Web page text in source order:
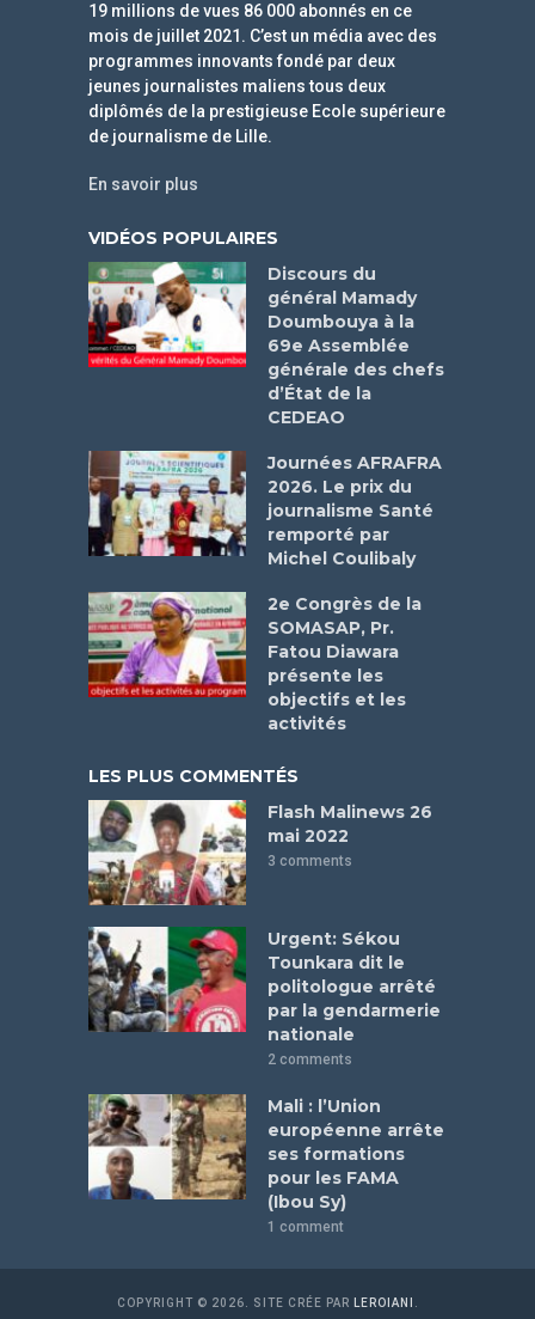
19 millions de vues 86 000 abonnés en ce
mois de juillet 2021. C’est un média avec des
programmes innovants fondé par deux
jeunes journalistes maliens tous deux
diplômés de la prestigieuse Ecole supérieure
de journalisme de Lille.
En savoir plus
VIDÉOS POPULAIRES
Discours du
général Mamady
Doumbouya à la
69e Assemblée
générale des chefs
d’État de la
CEDEAO
Journées AFRAFRA
2026. Le prix du
journalisme Santé
remporté par
Michel Coulibaly
2e Congrès de la
SOMASAP, Pr.
Fatou Diawara
présente les
objectifs et les
activités
LES PLUS COMMENTÉS
Flash Malinews 26
mai 2022
3 comments
Urgent: Sékou
Tounkara dit le
politologue arrêté
par la gendarmerie
nationale
2 comments
Mali : l’Union
européenne arrête
ses formations
pour les FAMA
(Ibou Sy)
1 comment
COPYRIGHT © 2026. SITE CRÉE PAR LEROIANI